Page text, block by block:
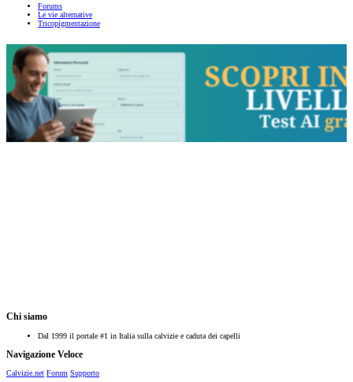
Forums
Le vie alternative
Tricopigmentazione
Chi siamo
Dal 1999 il portale #1 in Italia sulla calvizie e caduta dei capelli
Navigazione Veloce
Calvizie.net Forum Supporto